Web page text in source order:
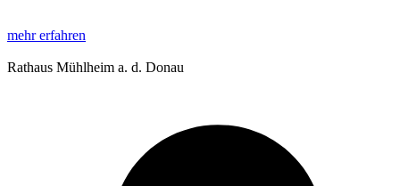
mehr erfahren
Rathaus Mühlheim a. d. Donau